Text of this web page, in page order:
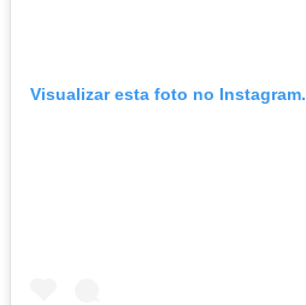
Visualizar esta foto no Instagram.